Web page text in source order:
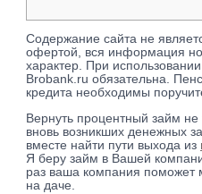
Содержание сайта не
офертой, вся информация
характер. При
Brobank.ru обязательна.
кредита необходимы
Вернуть процентный займ
вновь возникших денежных
вместе найти пути выхода из
Я беру займ в Вашей
раз ваша компания поможет
на даче.